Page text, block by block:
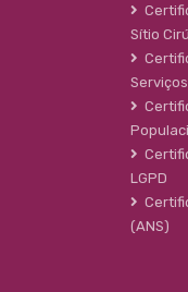
Sítio
LGPD
(ANS)